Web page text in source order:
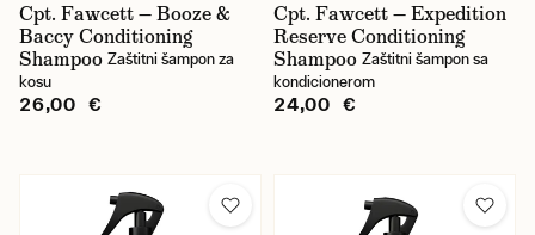
Cpt. Fawcett — Booze &
Baccy Conditioning
Shampoo Zaštitni šampon za
kosu
26,00 €
Cpt. Fawcett — Expedition
Reserve Conditioning
Shampoo Zaštitni šampon sa
kondicionerom
24,00 €